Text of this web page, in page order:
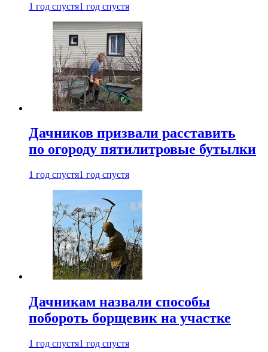
1 год спустя1 год спустя
Дачников призвали расставить
по огороду пятилитровые бутылки
1 год спустя1 год спустя
Дачникам назвали способы
побороть борщевик на участке
1 год спустя1 год спустя